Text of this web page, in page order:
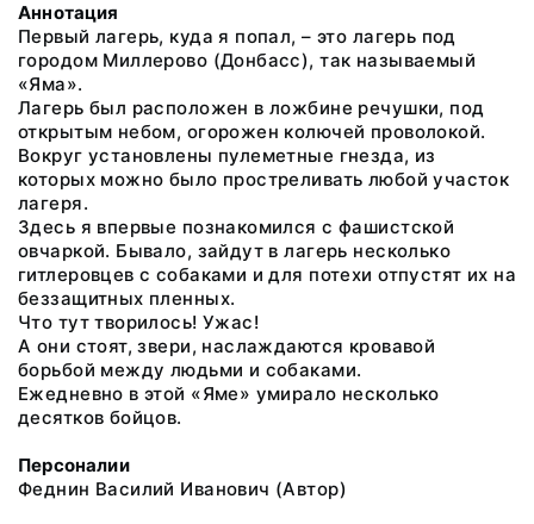
Аннотация
Первый лагерь, куда я попал, – это лагерь под
городом Миллерово (Донбасс), так называемый
«Яма».
Лагерь был расположен в ложбине речушки, под
открытым небом, огорожен колючей проволокой.
Вокруг установлены пулеметные гнезда, из
которых можно было простреливать любой участок
лагеря.
Здесь я впервые познакомился с фашистской
овчаркой. Бывало, зайдут в лагерь несколько
гитлеровцев с собаками и для потехи отпустят их на
беззащитных пленных.
Что тут творилось! Ужас!
А они стоят, звери, наслаждаются кровавой
борьбой между людьми и собаками.
Ежедневно в этой «Яме» умирало несколько
десятков бойцов.
Персоналии
Феднин Василий Иванович (Автор)